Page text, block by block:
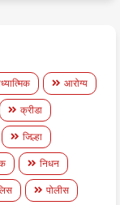
आरोग्य
क्रीडा
जिल्हा
निधन
पोलीस